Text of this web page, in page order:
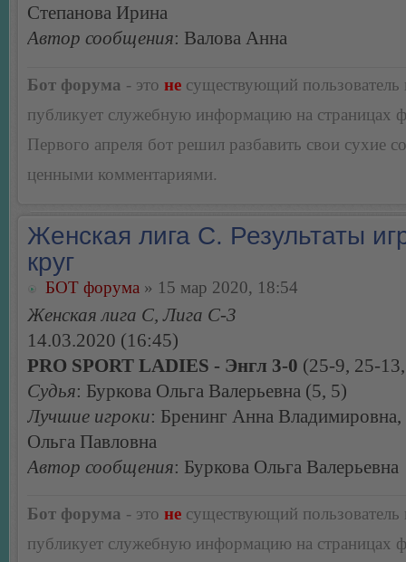
Степанова Ирина
Автор сообщения: Валова Анна
Бот форума - это не существующий пользователь
публикует служебную информацию на страницах
Первого апреля бот решил разбавить свои сухие
ценными комментариями.
Женская лига С. Результаты
круг
БОТ форума » 15 мар 2020, 18:54
Женская лига С, Лига С-3
14.03.2020 (16:45)
PRO SPORT LADIES - Энгл 3-0 (25-9, 25-
Судья: Буркова Ольга Валерьевна (5, 5)
Лучшие игроки: Бренинг Анна
Ольга Павловна
Автор сообщения: Буркова Ольга Валерьевна
Бот форума - это не существующий пользователь
публикует служебную информацию на страницах